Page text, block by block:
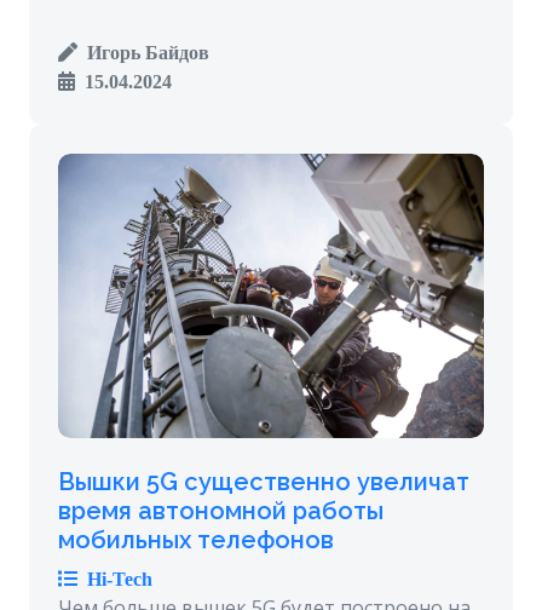
Игорь Байдов
15.04.2024
Вышки 5G существенно увеличат
время автономной работы
мобильных телефонов
Hi-Tech